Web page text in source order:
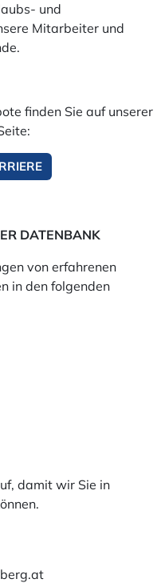
und
Mitarbeiter und
finden Sie auf unserer
DATENBANK
von erfahrenen
in den folgenden
damit wir Sie in